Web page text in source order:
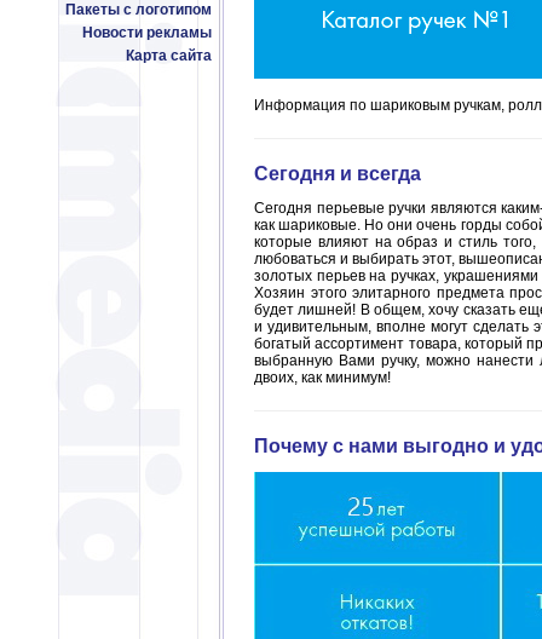
Пакеты с логотипом
Новости рекламы
Карта сайта
Информация по шариковым ручкам,
Сегодня и всегда
Сегодня перьевые ручки являются
как шариковые. Но они очень горды
которые влияют на образ и стиль
любоваться и выбирать этот,
золотых перьев на ручках,
Хозяин этого элитарного предмета
будет лишней! В общем, хочу сказать
и удивительным, вполне могут сделать
богатый ассортимент товара, который
выбранную Вами ручку, можно нанести
двоих, как минимум!
Почему с нами выгодно и